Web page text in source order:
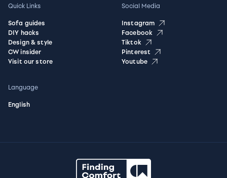
Quick Links
Sofa guides
DIY hacks
Design & style
CW insider
Visit our store
Social Media
Instagram
Facebook
Tiktok
Pinterest
Youtube
Language
English